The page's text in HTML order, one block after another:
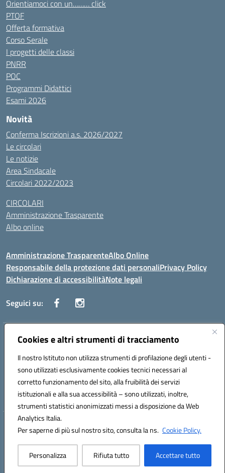
Cookies e altri strumenti di tracciamento
Il nostro Istituto non utilizza strumenti di profilazione degli utenti -
sono utilizzati esclusivamente cookies tecnici necessari al
corretto funzionamento del sito, alla fruibilità dei servizi
istituzionali e alla sua accessibilità – sono utilizzati, inoltre,
strumenti statistici anonimizzati messi a disposizione da Web
Analytics Italia.
Per saperne di più sul nostro sito, consulta la ns. Cookie Policy.
Personalizza Rifiuta tutto Accettare tutto
Orientiamoci con un……… click
PTOF
Offerta formativa
Corso Serale
I progetti delle classi
PNRR
POC
Programmi Didattici
Esami 2026
Novità
Conferma Iscrizioni a.s. 2026/2027
Le circolari
Le notizie
Area Sindacale
Circolari 2022/2023
CIRCOLARI
Amministrazione Trasparente
Albo online
Amministrazione TrasparenteAlbo Online
Responsabile della protezione dati personaliPrivacy Policy
Dichiarazione di accessibilitàNote legali
Seguici su:
Indirizzo:Corso Vittorio Emanuele, 27 90133 - Palermo
Posta elettronica certificata (PEC):pais03600r@pec.istruzione.it
Codice fiscale: 97308550827
Codice meccanografico: PAIS03600R
Hosting & Powered by 3D Solution S.r.l.
Concept & Design by Designers Italia